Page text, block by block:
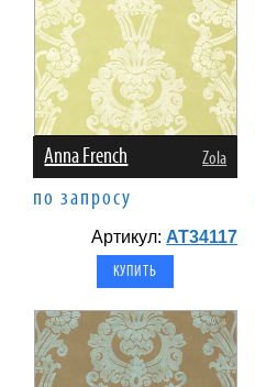
Anna French Zola
по запросу
Артикул: AT34117